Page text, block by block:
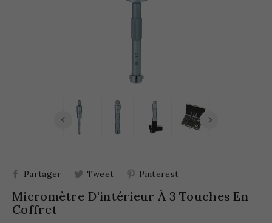
Partager Tweet Pinterest
Micromètre D'intérieur À 3 Touches En
Coffret